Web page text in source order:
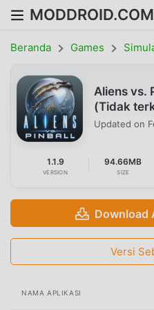
MODDROID.COM
Beranda Games
Aliens vs.
(Tidak
Updated on
1.1.9
VERSION
94.66MB
SIZE
Download
Versi
NAMA APLIKASI